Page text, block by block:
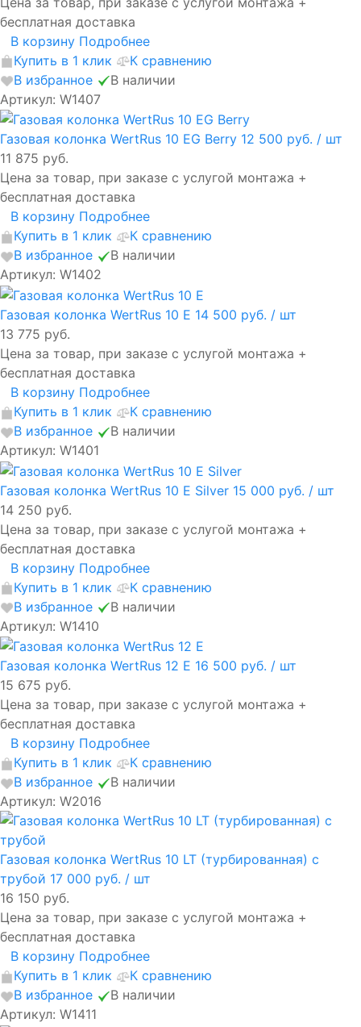
бесплатная доставка
В корзину Подробнее
Купить в 1 клик
К сравнению
В избранное
В наличии
Артикул: W1407
Газовая колонка WertRus 10 EG Berry 12 500 руб. / шт
11 875 руб.
Цена за товар, при заказе с услугой монтажа +
бесплатная доставка
В корзину Подробнее
Купить в 1 клик
К сравнению
В избранное
В наличии
Артикул: W1402
Газовая колонка WertRus 10 E 14 500 руб. / шт
13 775 руб.
Цена за товар, при заказе с услугой монтажа +
бесплатная доставка
В корзину Подробнее
Купить в 1 клик
К сравнению
В избранное
В наличии
Артикул: W1401
Газовая колонка WertRus 10 E Silver 15 000 руб. / шт
14 250 руб.
Цена за товар, при заказе с услугой монтажа +
бесплатная доставка
В корзину Подробнее
Купить в 1 клик
К сравнению
В избранное
В наличии
Артикул: W1410
Газовая колонка WertRus 12 E 16 500 руб. / шт
15 675 руб.
Цена за товар, при заказе с услугой монтажа +
бесплатная доставка
В корзину Подробнее
Купить в 1 клик
К сравнению
В избранное
В наличии
Артикул: W2016
Газовая колонка WertRus 10 LT (турбированная) с
трубой 17 000 руб. / шт
16 150 руб.
Цена за товар, при заказе с услугой монтажа +
бесплатная доставка
В корзину Подробнее
Купить в 1 клик
К сравнению
В избранное
В наличии
Артикул: W1411